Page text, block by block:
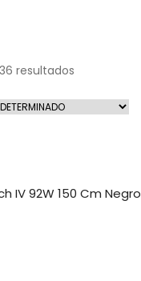
resultados
IV 92W 150 Cm Negro